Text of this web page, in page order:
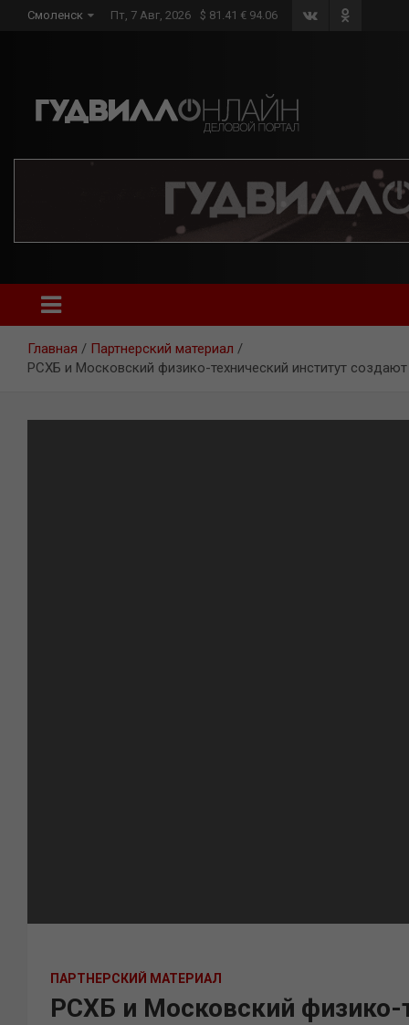
Смоленск Пт, 7 Авг, 2026 $ 81.41 € 94.06
Главная
Партнерский материал
РСХБ и Московский физико-технический институт
ПАРТНЕРСКИЙ МАТЕРИАЛ
РСХБ и Московский физико-